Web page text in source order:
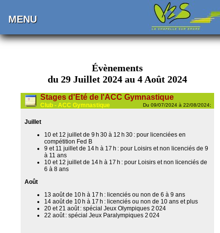
MENU
Évènements
du 29 Juillet 2024 au 4 Août 2024
Stages d'Eté de l'ACC Gymnastique
Club - ACC Gymnastique Du 09/07/2024 à 22/08/2024;
Juillet
10 et 12 juillet de 9 h 30 à 12 h 30 : pour licenciées en
compétition Fed B
9 et 11 juillet de 14 h à 17 h : pour Loisirs et non licenciés de 9
à 11 ans
10 et 12 juillet de 14 h à 17 h : pour Loisirs et non licenciés de
6 à 8 ans
Août
13 août de 10 h à 17 h : licenciés ou non de 6 à 9 ans
14 août de 10 h à 17 h : licenciés ou non de 10 ans et plus
20 et 21 août : spécial Jeux Olympiques 2 024
22 août : spécial Jeux Paralympiques 2 024